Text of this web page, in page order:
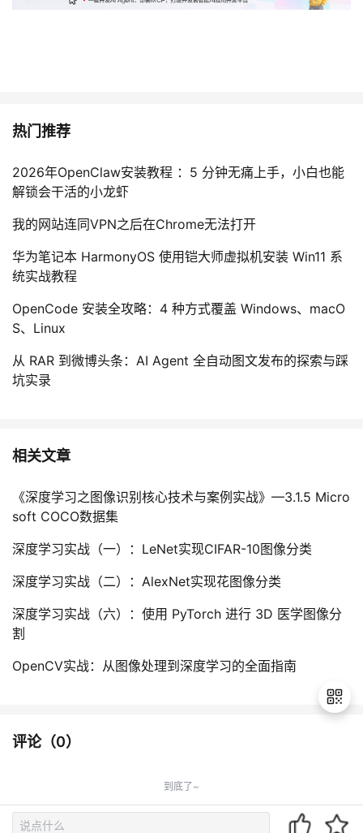
热门推荐
2026年OpenClaw安装教程 ：5 分钟无痛上手，小白也能
解锁会干活的小龙虾
我的网站连同VPN之后在Chrome无法打开
华为笔记本 HarmonyOS 使用铠大师虚拟机安装 Win11 系
统实战教程
OpenCode 安装全攻略：4 种方式覆盖 Windows、macO
S、Linux
从 RAR 到微博头条：AI Agent 全自动图文发布的探索与踩
坑实录
相关文章
《深度学习之图像识别核心技术与案例实战》—3.1.5 Micro
soft COCO数据集
深度学习实战（一）：LeNet实现CIFAR-10图像分类
深度学习实战（二）：AlexNet实现花图像分类
深度学习实战（六）：使用 PyTorch 进行 3D 医学图像分
割
OpenCV实战：从图像处理到深度学习的全面指南
评论（0）
到底了~